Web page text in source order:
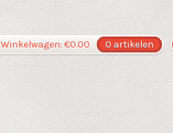
Winkelwagen: €0.00 0 artikelen